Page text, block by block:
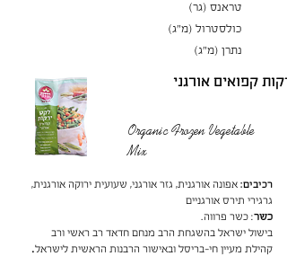
טראנס (גר)
כולסטרול (מ"ג)
נתרן (מ"ג)
קפואים אורגני
Organic Frozen Vegetable
Mix
רכיבים: אפונה אורגנית, גזר אורגני, שעועית ירוקה אורגנית,
גרגירי תירס אורגניים
כשר: כשר פרווה.
בישול ישראל בהשגחת הרב מנחם חדאד רב ראשי ורב
קהילת מעיין חי-בריסל ובאישור הרבנות הראשית לישראל.